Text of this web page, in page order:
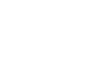
Strand. Die Ortschaft liegt
Aarhus verbringen